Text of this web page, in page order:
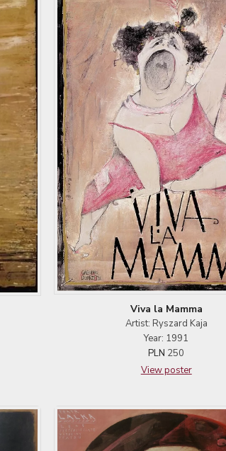
Viva la Mamma
Artist: Ryszard Kaja
Year: 1991
PLN 250
View poster